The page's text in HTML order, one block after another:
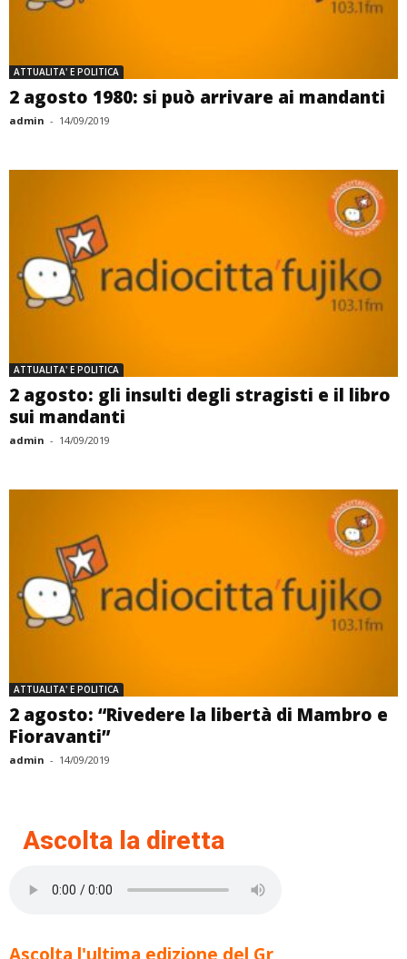
ATTUALITA' E POLITICA
2 agosto 1980: si può arrivare ai mandanti
admin - 14/09/2019
ATTUALITA' E POLITICA
2 agosto: gli insulti degli stragisti e il libro
sui mandanti
admin - 14/09/2019
ATTUALITA' E POLITICA
2 agosto: “Rivedere la libertà di Mambro e
Fioravanti”
admin - 14/09/2019
Ascolta la diretta